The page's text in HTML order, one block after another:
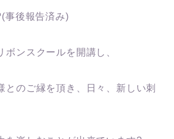
事後報告済み)
ボンスクールを開講し、
とのご縁を頂き、日々、新しい刺